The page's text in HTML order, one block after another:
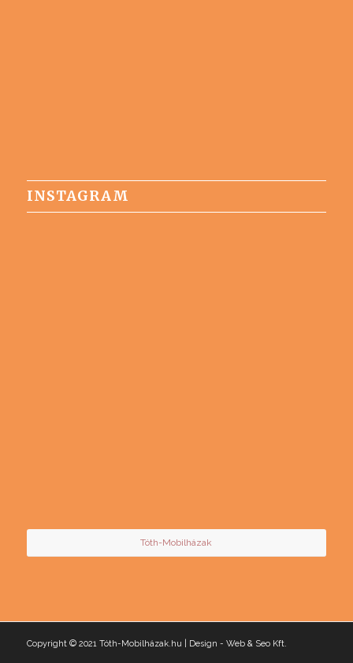
INSTAGRAM
Tóth-Mobilházak
Copyright © 2021 Tóth-Mobilházak.hu | Design - Web & Seo Kft.